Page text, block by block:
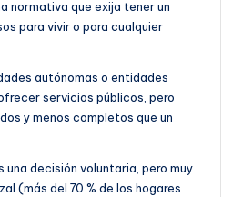
normativa que exija tener un
para vivir o para cualquier
autónomas o entidades
servicios públicos, pero
y menos completos que un
una decisión voluntaria, pero muy
(más del 70 % de los hogares